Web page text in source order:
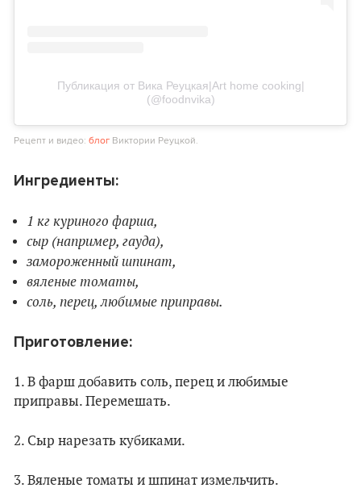
Публикация от Вика Реуцкая|Art home cooking|
(@foodnvika)
Рецепт и видео: блог Виктории Реуцкой.
Ингредиенты:
1 кг куриного фарша,
сыр (например, гауда),
замороженный шпинат,
вяленые томаты,
соль, перец, любимые приправы.
Приготовление:
1. В фарш добавить соль, перец и любимые
приправы. Перемешать.
2. Сыр нарезать кубиками.
3. Вяленые томаты и шпинат измельчить.